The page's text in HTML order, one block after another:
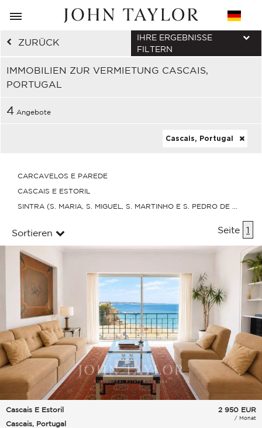
ZURÜCK
IMMOBILIEN ZUR VERMIETUNG CASCAIS,
PORTUGAL
IHRE ERGEBNISSE
FILTERN
4 Angebote
Cascais, Portugal
CARCAVELOS E PAREDE
CASCAIS E ESTORIL
SINTRA (S. MARIA, S. MIGUEL, S. MARTINHO E S. PEDRO DE
Sortieren Seite 1
Cascais E Estoril
Cascais, Portugal
2 950 EUR
/ Monat